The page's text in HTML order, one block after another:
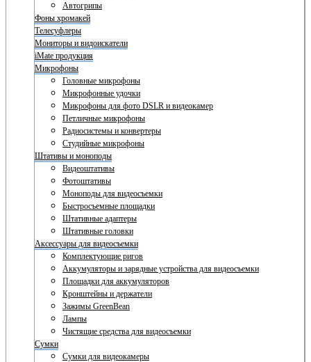
Автогрипы
Фоны хромакей
Телесуфлеры
Мониторы и видоискатели
iMate продукция
Микрофоны
Головные микрофоны
Микрофонные удочки
Микрофоны для фото DSLR и видеокамер
Петличные микрофоны
Радиосистемы и конвертеры
Студийные микрофоны
Штативы и моноподы
Видеоштативы
Фотоштативы
Моноподы для видеосъемки
Быстросъемные площадки
Штативные адаптеры
Штативные головки
Аксессуары для видеосъемки
Комплектующие ригов
Аккумуляторы и зарядные устройства для видеосъемки
Площадки для аккумуляторов
Кронштейны и держатели
Зажимы GreenBean
Лампы
Чистящие средства для видеосъемки
Сумки
Сумки для видеокамеры